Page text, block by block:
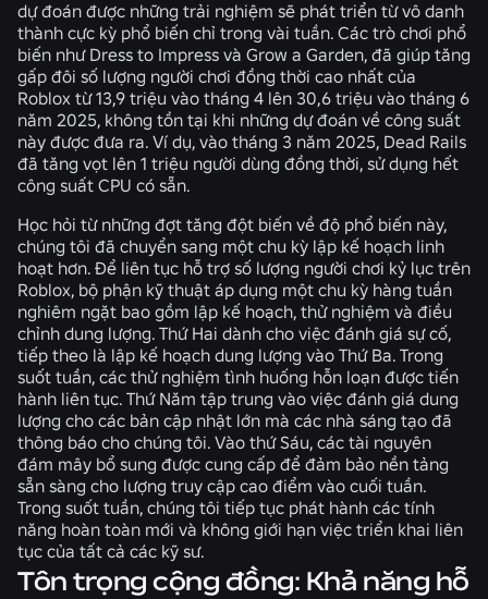
dự đoán được những trải nghiệm sẽ phát triển từ vô danh
thành cực kỳ phổ biến chỉ trong vài tuần. Các trò chơi phổ
biến như Dress to Impress và Grow a Garden, đã giúp tăng
gấp đôi số lượng người chơi đồng thời cao nhất của
Roblox từ 13,9 triệu vào tháng 4 lên 30,6 triệu vào tháng 6
năm 2025, không tồn tại khi những dự đoán về công suất
này được đưa ra. Ví dụ, vào tháng 3 năm 2025, Dead Rails
đã tăng vọt lên 1 triệu người dùng đồng thời, sử dụng hết
công suất CPU có sẵn.
Học hỏi từ những đợt tăng đột biến về độ phổ biến này,
chúng tôi đã chuyển sang một chu kỳ lập kế hoạch linh
hoạt hơn. Để liên tục hỗ trợ số lượng người chơi kỷ lục trên
Roblox, bộ phận kỹ thuật áp dụng một chu kỳ hàng tuần
nghiêm ngặt bao gồm lập kế hoạch, thử nghiệm và điều
chỉnh dung lượng. Thứ Hai dành cho việc đánh giá sự cố,
tiếp theo là lập kế hoạch dung lượng vào Thứ Ba. Trong
suốt tuần, các thử nghiệm tình huống hỗn loạn được tiến
hành liên tục. Thứ Năm tập trung vào việc đánh giá dung
lượng cho các bản cập nhật lớn mà các nhà sáng tạo đã
thông báo cho chúng tôi. Vào thứ Sáu, các tài nguyên
đám mây bổ sung được cung cấp để đảm bảo nền tảng
sẵn sàng cho lượng truy cập cao điểm vào cuối tuần.
Trong suốt tuần, chúng tôi tiếp tục phát hành các tính
năng hoàn toàn mới và không giới hạn việc triển khai liên
tục của tất cả các kỹ sư.
Tôn trọng cộng đồng: Khả năng hỗ